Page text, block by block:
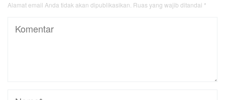
Alamat email Anda tidak akan dipublikasikan. Ruas yang wajib ditandai *